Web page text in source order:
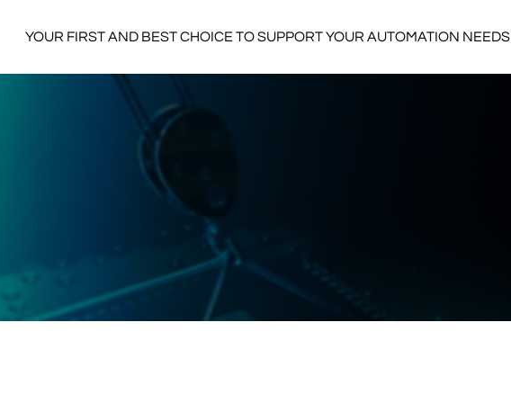
YOUR FIRST AND BEST CHOICE TO SUPPORT YOUR AUTOMATION NEEDS